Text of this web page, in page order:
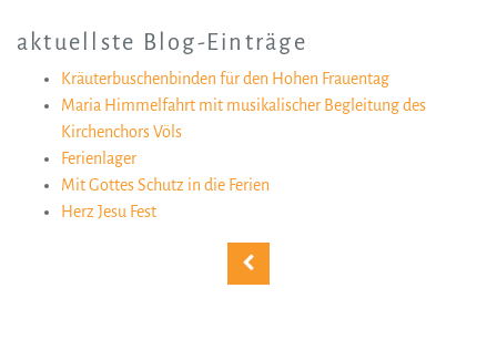
aktuellste Blog-Einträge
Kräuterbuschenbinden für den Hohen Frauentag
Maria Himmelfahrt mit musikalischer Begleitung des
Kirchenchors Völs
Ferienlager
Mit Gottes Schutz in die Ferien
Herz Jesu Fest